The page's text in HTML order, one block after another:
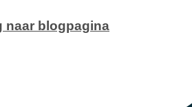
naar blogpagina